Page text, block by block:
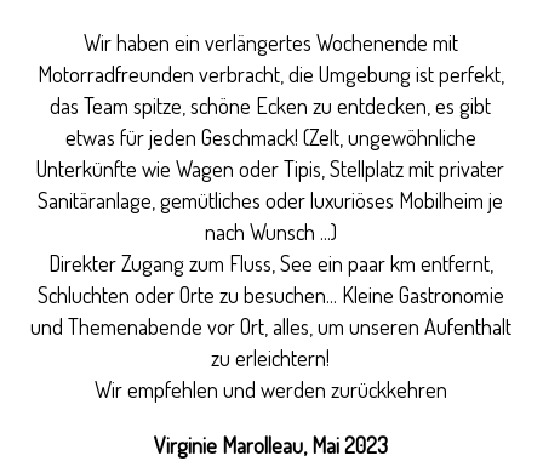
Wir haben ein verlängertes Wochenende mit
Motorradfreunden verbracht, die Umgebung ist perfekt,
das Team spitze, schöne Ecken zu entdecken, es gibt
etwas für jeden Geschmack! (Zelt, ungewöhnliche
Unterkünfte wie Wagen oder Tipis, Stellplatz mit privater
Sanitäranlage, gemütliches oder luxuriöses Mobilheim je
nach Wunsch ...)
Direkter Zugang zum Fluss, See ein paar km entfernt,
Schluchten oder Orte zu besuchen... Kleine Gastronomie
und Themenabende vor Ort, alles, um unseren Aufenthalt
zu erleichtern!
Wir empfehlen und werden zurückkehren
Virginie Marolleau, Mai 2023